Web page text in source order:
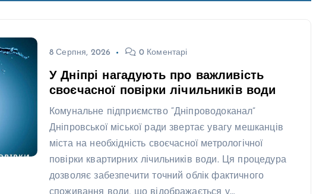
8 Серпня, 2026 0 Коментарі
У Дніпрі нагадують про важливість
своєчасної повірки лічильників води
Комунальне підприємство “Дніпроводоканал”
Дніпровської міської ради звертає увагу мешканців
міста на необхідність своєчасної метрологічної
повірки квартирних лічильників води. Ця процедура
дозволяє забезпечити точний облік фактичного